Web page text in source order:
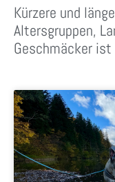
Kürzere und
Altersgruppen,
Geschmäcker